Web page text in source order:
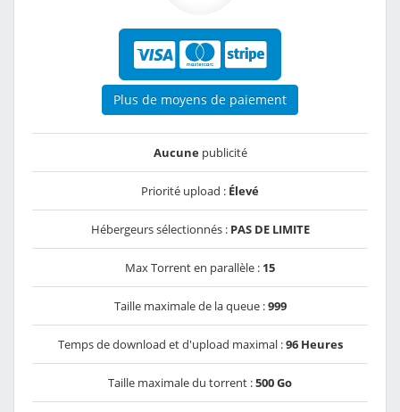
Plus de moyens de paiement
Aucunepublicité
Priorité upload : Élevé
Hébergeurs sélectionnés : PAS DE LIMITE
Max Torrent en parallèle : 15
Taille maximale de la queue :999
Temps de download et d'upload maximal :96 Heures
Taille maximale du torrent :500 Go